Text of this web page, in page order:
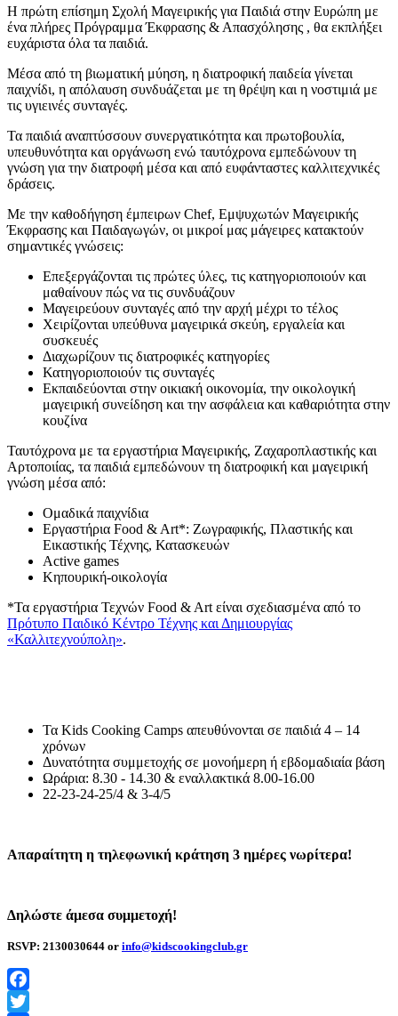
Η πρώτη επίσημη Σχολή Μαγειρικής για Παιδιά στην Ευρώπη με
ένα πλήρες Πρόγραμμα Έκφρασης & Απασχόλησης , θα εκπλήξει
ευχάριστα όλα τα παιδιά.
Μέσα από τη βιωματική μύηση, η διατροφική παιδεία γίνεται
παιχνίδι, η απόλαυση συνδυάζεται με τη θρέψη και η νοστιμιά με
τις υγιεινές συνταγές.
Τα παιδιά αναπτύσσουν συνεργατικότητα και πρωτοβουλία,
υπευθυνότητα και οργάνωση ενώ ταυτόχρονα εμπεδώνουν τη
γνώση για την διατροφή μέσα και από ευφάνταστες καλλιτεχνικές
δράσεις.
Με την καθοδήγηση έμπειρων Chef, Εμψυχωτών Μαγειρικής
Έκφρασης και Παιδαγωγών, οι μικροί μας μάγειρες κατακτούν
σημαντικές γνώσεις:
Επεξεργάζονται τις πρώτες ύλες, τις κατηγοριοποιούν και
μαθαίνουν πώς να τις συνδυάζουν
Μαγειρεύουν συνταγές από την αρχή μέχρι το τέλος
Χειρίζονται υπεύθυνα μαγειρικά σκεύη, εργαλεία και
συσκευές
Διαχωρίζουν τις διατροφικές κατηγορίες
Κατηγοριοποιούν τις συνταγές
Εκπαιδεύονται στην οικιακή οικονομία, την οικολογική
μαγειρική συνείδηση και την ασφάλεια και καθαριότητα στην
κουζίνα
Ταυτόχρονα με τα εργαστήρια Μαγειρικής, Ζαχαροπλαστικής και
Αρτοποιίας, τα παιδιά εμπεδώνουν τη διατροφική και μαγειρική
γνώση μέσα από:
Ομαδικά παιχνίδια
Εργαστήρια Food & Art*: Ζωγραφικής, Πλαστικής και
Εικαστικής Τέχνης, Κατασκευών
Active games
Κηπουρική-οικολογία
*Τα εργαστήρια Τεχνών Food & Art είναι σχεδιασμένα από το
Πρότυπο Παιδικό Κέντρο Τέχνης και Δημιουργίας
«Καλλιτεχνούπολη».
Τα Κids Cooking Camps απευθύνονται σε παιδιά 4 – 14
χρόνων
Δυνατότητα συμμετοχής σε μονοήμερη ή εβδομαδιαία βάση
Ωράρια: 8.30 - 14.30 & εναλλακτικά 8.00-16.00
22-23-24-25/4 & 3-4/5
Απαραίτητη η τηλεφωνική κράτηση 3 ημέρες νωρίτερα!
Δηλώστε άμεσα συμμετοχή!
RSVP: 2130030644 or info@kidscookingclub.gr
Facebook